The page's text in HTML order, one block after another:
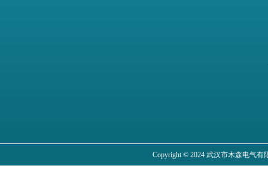
Copyright © 2024 武汉市木森电气有